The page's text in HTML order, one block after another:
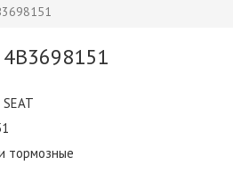
4B3698151
SEAT
тормозные